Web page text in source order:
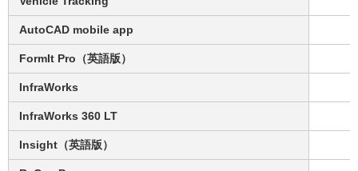
AutoCAD mobile app
FormIt Pro（英語版）
InfraWorks
InfraWorks 360 LT
Insight（英語版）